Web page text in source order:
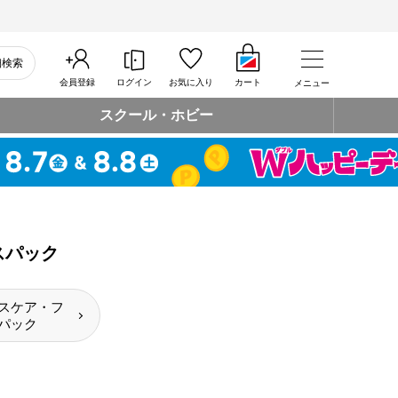
索
会員登録 ログイン お気に入り カート メニュー
スクール・ホビー
ック
ケア・フ
ック